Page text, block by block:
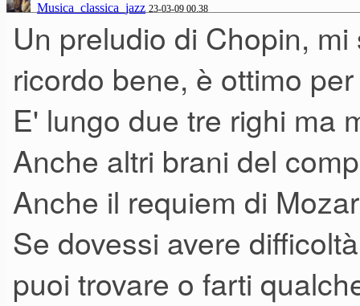
Musica_classica_jazz 23-03-09 00.38
Un preludio di Chopin,
ricordo bene, è ottimo
E' lungo due tre righi ma
Anche altri brani del
Anche il requiem di
Se dovessi avere
puoi trovare o farti